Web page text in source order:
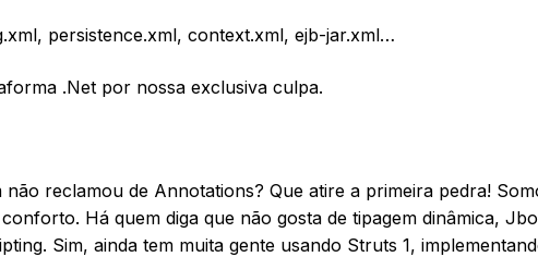
persistence.xml, context.xml, ejb-jar.xml…
.Net por nossa exclusiva culpa.
reclamou de Annotations? Que atire a primeira pedra!
Há quem diga que não gosta de tipagem dinâmica,
Sim, ainda tem muita gente usando Struts 1,